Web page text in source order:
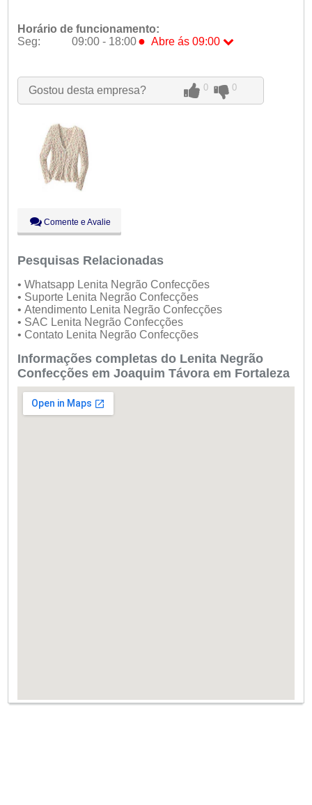
Horário de funcionamento:
Seg:
09:00 - 18:00 ● Abre ás 09:00
Qua:
09:00 - 18:00
Qui:
09:00 - 18:00
Fechado
Gostou desta empresa? 0 0
Comente e Avalie
Pesquisas Relacionadas
• Whatsapp Lenita Negrão Confecções
• Suporte Lenita Negrão Confecções
• Atendimento Lenita Negrão Confecções
• SAC Lenita Negrão Confecções
• Contato Lenita Negrão Confecções
Informações completas do Lenita Negrão
Confecções em Joaquim Távora em Fortaleza